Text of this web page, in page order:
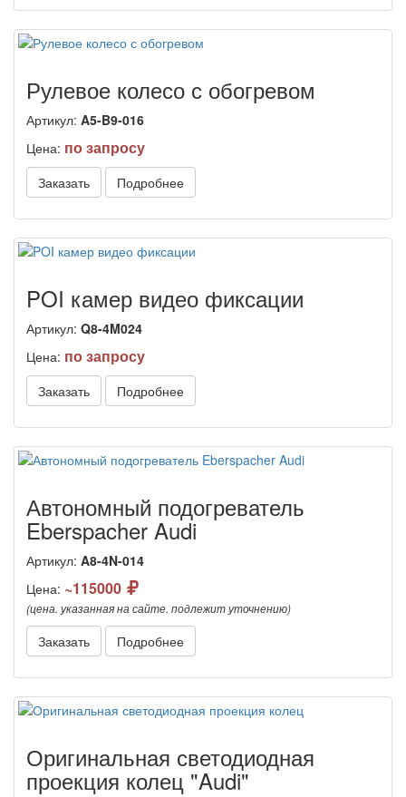
Рулевое колесо с обогревом
Артикул: A5-B9-016
Цена: по запросу
Заказать Подробнее
POI камер видео фиксации
Артикул: Q8-4M024
Цена: по запросу
Заказать Подробнее
Автономный подогреватель
Eberspacher Audi
Артикул: A8-4N-014
Цена: ~115000
(цена. указанная на сайте. подлежит уточнению)
Заказать Подробнее
Оригинальная светодиодная
проекция колец "Audi"